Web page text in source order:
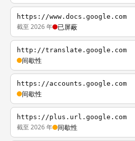
https://www.docs.google.com
截至 2026 年 已屏蔽
http://translate.google.com
间歇性
https://accounts.google.com
间歇性
https://plus.url.google.com
截至 2026 年 间歇性